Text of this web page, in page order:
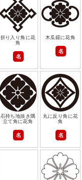
折り入り角に花
角
名
木瓜鐶に花角
名
石持ち地抜き隅
立て角に花角
名
丸に反り角に花
角
名